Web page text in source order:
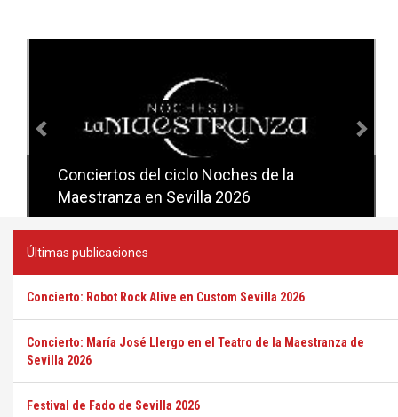
Conciertos del ciclo Noches de la
Maestranza en Sevilla 2026
Conciertos del ciclo Candlelight en
Sevilla
Últimas publicaciones
Concierto: Robot Rock Alive en Custom Sevilla 2026
Concierto: María José Llergo en el Teatro de la Maestranza de
Sevilla 2026
Festival de Fado de Sevilla 2026